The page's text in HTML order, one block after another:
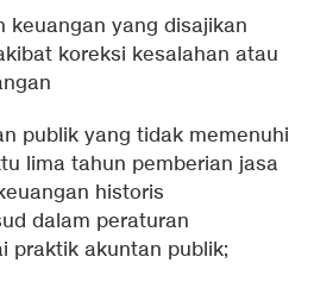
keuangan yang disajikan
koreksi kesalahan atau
publik yang tidak memenuhi
lima tahun pemberian jasa
historis
dalam peraturan
praktik akuntan publik;